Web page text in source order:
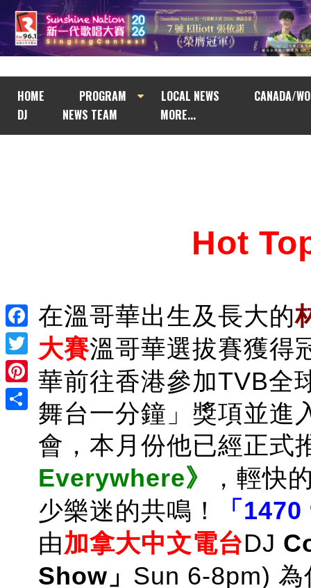
HOME PROGRAM LOCAL NEWS
CANADA/
DJ
NEWS TEAM MORE...
Facebook
Twitter
Pinterest
Hot
在溫哥華出生及長大的
大賽溫哥華選拔賽獲得
華前往香港參加TVB全
舞台一分鐘」獎項並進
會，本月份他已經正式
Everywhere》
，輕快
少樂迷的共鳴！
「
由加拿大中文電台DJ
Show」 Sun 6-8pm)